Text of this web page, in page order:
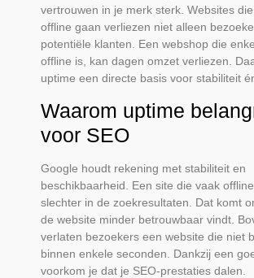
vertrouwen in je merk sterk. Websites
offline gaan verliezen niet alleen
potentiële klanten. Een webshop die
offline is, kan dagen omzet verliezen.
uptime een directe basis voor stabiliteit
Waarom uptime
voor SEO
Google houdt rekening met stabiliteit en
beschikbaarheid. Een site die vaak
slechter in de zoekresultaten. Dat komt
de website minder betrouwbaar vindt.
verlaten bezoekers een website die niet
binnen enkele seconden. Dankzij een
voorkom je dat je SEO-prestaties dalen.